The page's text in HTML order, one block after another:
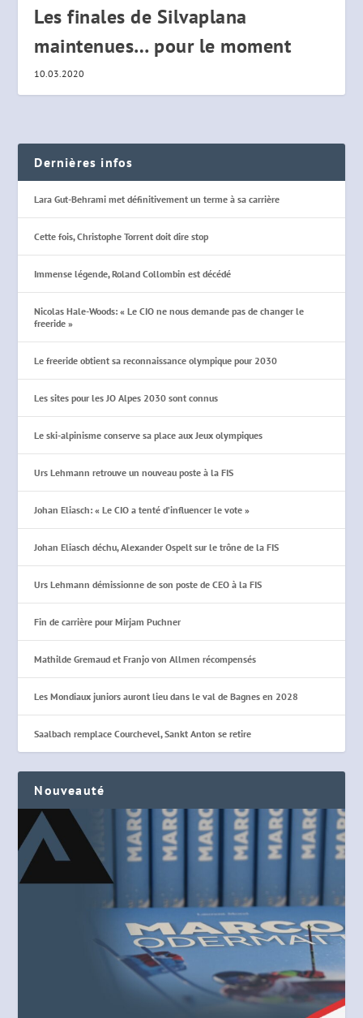
Les finales de Silvaplana
maintenues… pour le moment
10.03.2020
Dernières infos
Lara Gut-Behrami met définitivement un terme à sa carrière
Cette fois, Christophe Torrent doit dire stop
Immense légende, Roland Collombin est décédé
Nicolas Hale-Woods: « Le CIO ne nous demande pas de changer le
freeride »
Le freeride obtient sa reconnaissance olympique pour 2030
Les sites pour les JO Alpes 2030 sont connus
Le ski-alpinisme conserve sa place aux Jeux olympiques
Urs Lehmann retrouve un nouveau poste à la FIS
Johan Eliasch: « Le CIO a tenté d’influencer le vote »
Johan Eliasch déchu, Alexander Ospelt sur le trône de la FIS
Urs Lehmann démissionne de son poste de CEO à la FIS
Fin de carrière pour Mirjam Puchner
Mathilde Gremaud et Franjo von Allmen récompensés
Les Mondiaux juniors auront lieu dans le val de Bagnes en 2028
Saalbach remplace Courchevel, Sankt Anton se retire
Nouveauté